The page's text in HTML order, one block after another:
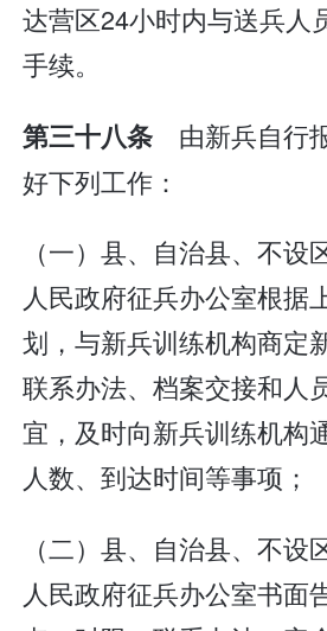
达营区24小时内与送兵人
手续。
第三十八条 由新兵自行
好下列工作：
（一）县、自治县、不设
人民政府征兵办公室根据
划，与新兵训练机构商定
联系办法、档案交接和人
宜，及时向新兵训练机构
人数、到达时间等事项；
（二）县、自治县、不设
人民政府征兵办公室书面